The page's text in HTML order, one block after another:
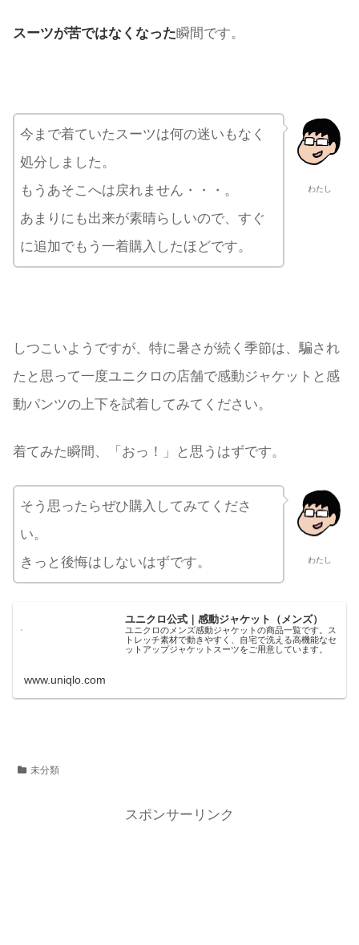
スーツが苦ではなくなった瞬間です。
わたし
今まで着ていたスーツは何の迷いもなく
処分しました。
もうあそこへは戻れません・・・。
あまりにも出来が素晴らしいので、すぐ
に追加でもう一着購入したほどです。
しつこいようですが、特に暑さが続く季節は、騙され
たと思って一度ユニクロの店舗で感動ジャケットと感
動パンツの上下を試着してみてください。
着てみた瞬間、「おっ！」と思うはずです。
わたし
そう思ったらぜひ購入してみてくださ
い。
きっと後悔はしないはずです。
ユニクロ公式｜感動ジャケット（メンズ）
ユニクロのメンズ感動ジャケットの商品一覧です。ス
トレッチ素材で動きやすく、自宅で洗える高機能なセ
ットアップジャケットスーツをご用意しています。
www.uniqlo.com
未分類
スポンサーリンク